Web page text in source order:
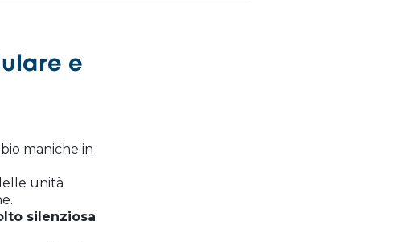
e
maniche in
unità
silenziosa: